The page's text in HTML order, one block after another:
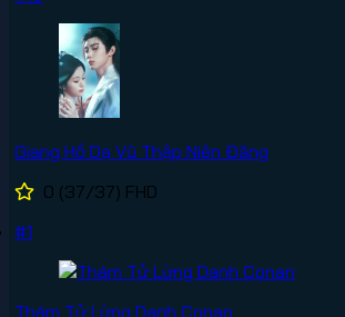
Giang Hồ Dạ Vũ Thập Niên Đăng
0 (37/37) FHD
#1
Thám Tử Lừng Danh Conan